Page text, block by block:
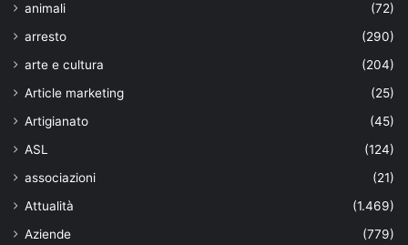
animali
(72)
arresto
(290)
arte e cultura
(204)
Article marketing
(25)
Artigianato
(45)
ASL
(124)
associazioni
(21)
Attualità
(1.469)
Aziende
(779)